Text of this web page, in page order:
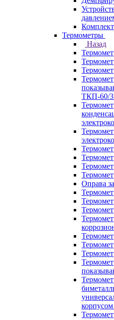
Термометры
Назад
ТКП-60/
Оправа